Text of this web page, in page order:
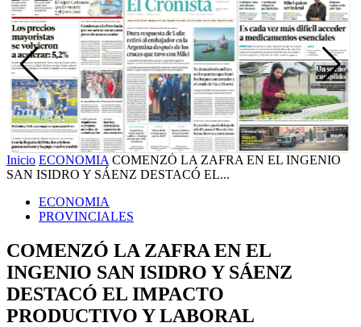
Inicio ECONOMIA COMENZÓ LA ZAFRA EN EL INGENIO
SAN ISIDRO Y SÁENZ DESTACÓ EL...
ECONOMIA
PROVINCIALES
COMENZÓ LA ZAFRA EN EL
INGENIO SAN ISIDRO Y SÁENZ
DESTACÓ EL IMPACTO
PRODUCTIVO Y LABORAL